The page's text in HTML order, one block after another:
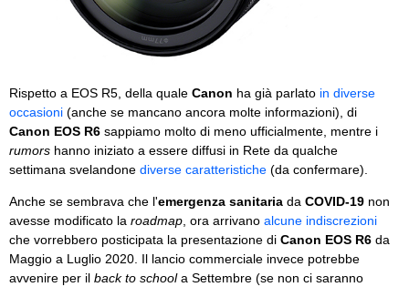
Rispetto a EOS R5, della quale Canon ha già parlato in diverse
occasioni (anche se mancano ancora molte informazioni), di
Canon EOS R6 sappiamo molto di meno ufficialmente, mentre i
rumors hanno iniziato a essere diffusi in Rete da qualche
settimana svelandone diverse caratteristiche (da confermare).
Anche se sembrava che l'emergenza sanitaria da COVID-19 non
avesse modificato la roadmap, ora arrivano alcune indiscrezioni
che vorrebbero posticipata la presentazione di Canon EOS R6 da
Maggio a Luglio 2020. Il lancio commerciale invece potrebbe
avvenire per il back to schoola Settembre (se non ci saranno